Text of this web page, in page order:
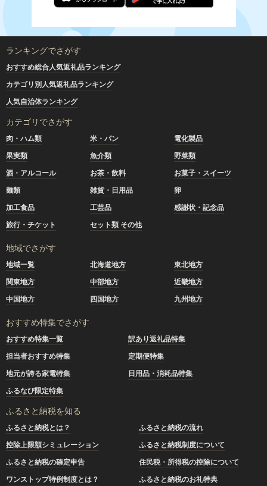
ランキングでさがす
おすすめ総合人気返礼品ランキング
カテゴリ別人気返礼品ランキング
人気自治体ランキング
カテゴリでさがす
肉・ハム類 米・パン
電化製品
果実類
魚介類
野菜類
酒・アルコール
お茶・飲料
お菓子・スイーツ
麺類
雑貨・日用品
卵
加工食品
工芸品
感謝状・記念品
旅行・チケット
セット類 その他
地域でさがす
地域一覧 北海道地方
東北地方
関東地方
中部地方
近畿地方
中国地方
四国地方 九州地方
おすすめ特集でさがす
おすすめ特集一覧
訳あり返礼品特集
担当者おすすめ特集
定期便特集
地元が誇る家電特集
日用品・消耗品特集
ふるなび限定特集
ふるさと納税を知る
ふるさと納税とは？
ふるさと納税の流れ
控除上限額シミュレーション
ふるさと納税制度について
ふるさと納税の確定申告
住民税・所得税の控除について
ワンストップ特例制度とは？
ふるさと納税のお礼特典